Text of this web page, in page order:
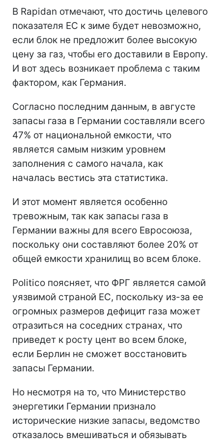
В Rapidan отмечают, что достичь целевого
показателя ЕС к зиме будет невозможно,
если блок не предложит более высокую
цену за газ, чтобы его доставили в Европу.
И вот здесь возникает проблема с таким
фактором, как Германия.
Согласно последним данным, в августе
запасы газа в Германии составляли всего
47% от национальной емкости, что
является самым низким уровнем
заполнения с самого начала, как
началась вестись эта статистика.
И этот момент является особенно
тревожным, так как запасы газа в
Германии важны для всего Евросоюза,
поскольку они составляют более 20% от
общей емкости хранилищ во всем блоке.
Politico поясняет, что ФРГ является самой
уязвимой страной ЕС, поскольку из-за ее
огромных размеров дефицит газа может
отразиться на соседних странах, что
приведет к росту цент во всем блоке,
если Берлин не сможет восстановить
запасы Германии.
Но несмотря на то, что Министерство
энергетики Германии признало
исторические низкие запасы, ведомство
отказалось вмешиваться и обязывать